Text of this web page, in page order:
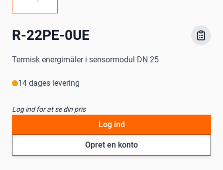
R-22PE-0UE
Termisk energimåler i sensormodul DN 25
14 dages levering
Log ind for at se din pris
Opret en konto
Log ind